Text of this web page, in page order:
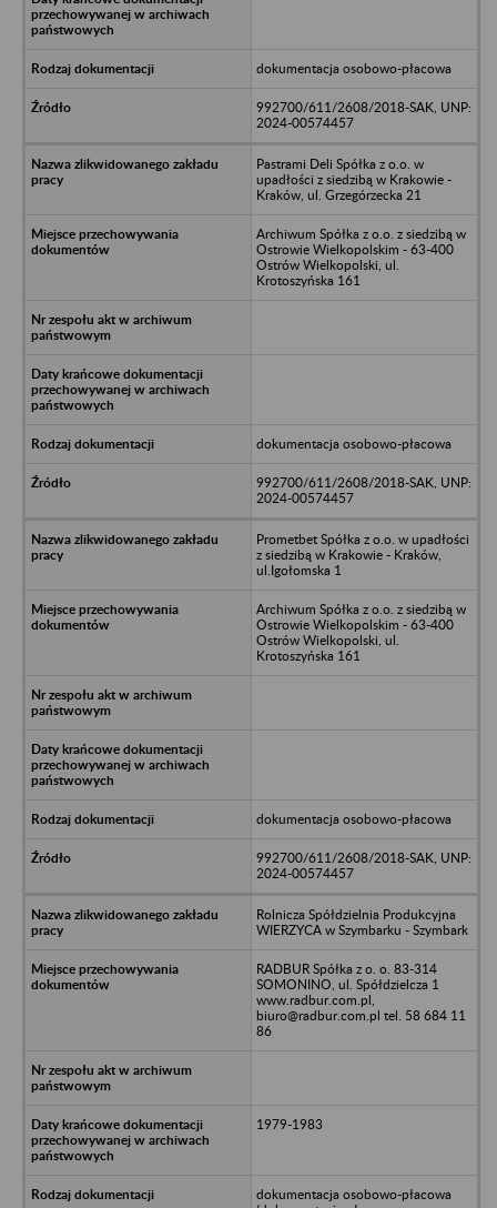
dokumentacja osobowo-płacowa
992700/611/2608/2018-SAK, UNP:
2024-00574457
Pastrami Deli Spółka z o.o. w
upadłości z siedzibą w Krakowie -
Kraków, ul. Grzegórzecka 21
Archiwum Spółka z o.o. z siedzibą w
Ostrowie Wielkopolskim - 63-400
Ostrów Wielkopolski, ul.
Krotoszyńska 161
dokumentacja osobowo-płacowa
992700/611/2608/2018-SAK, UNP:
2024-00574457
Prometbet Spółka z o.o. w upadłości
z siedzibą w Krakowie - Kraków,
ul.Igołomska 1
Archiwum Spółka z o.o. z siedzibą w
Ostrowie Wielkopolskim - 63-400
Ostrów Wielkopolski, ul.
Krotoszyńska 161
dokumentacja osobowo-płacowa
992700/611/2608/2018-SAK, UNP:
2024-00574457
Rolnicza Spółdzielnia Produkcyjna
WIERZYCA w Szymbarku - Szymbark
RADBUR Spółka z o. o. 83-314
SOMONINO, ul. Spółdzielcza 1
www.radbur.com.pl,
biuro@radbur.com.pl tel. 58 684 11
86
1979-1983
dokumentacja osobowo-płacowa